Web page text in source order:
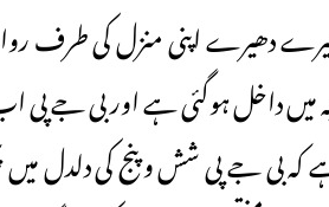
انتخابات(2024) دھیرے دھیرے اپنی
داخل ہوگئی ہے اور بی جے پی اب
بی جے پی شش و پنج کی دلدل میں